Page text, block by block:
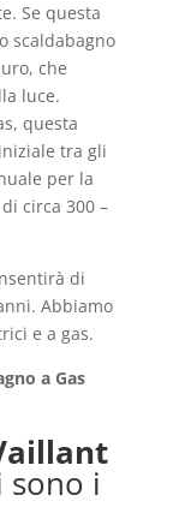
Se questa
scaldabagno
che
luce.
questa
tra gli
per la
circa 300 –
di
Abbiamo
e a gas.
a Gas
sono i